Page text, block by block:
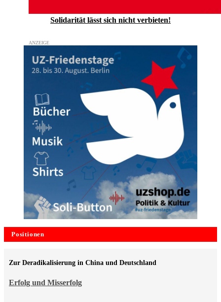
Solidarität lässt sich nicht verbieten!
Positionen
Erfolg und Misserfolg
Zur Deradikalisierung in China und Deutschland